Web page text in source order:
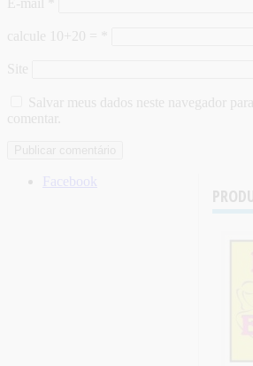
calcule 10+20 =
Site
Salvar meus dados neste navegador
comentar.
Facebook